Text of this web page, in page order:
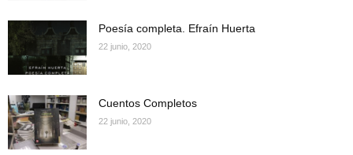
Poesía completa. Efraín Huerta
22 junio, 2020
Cuentos Completos
22 junio, 2020